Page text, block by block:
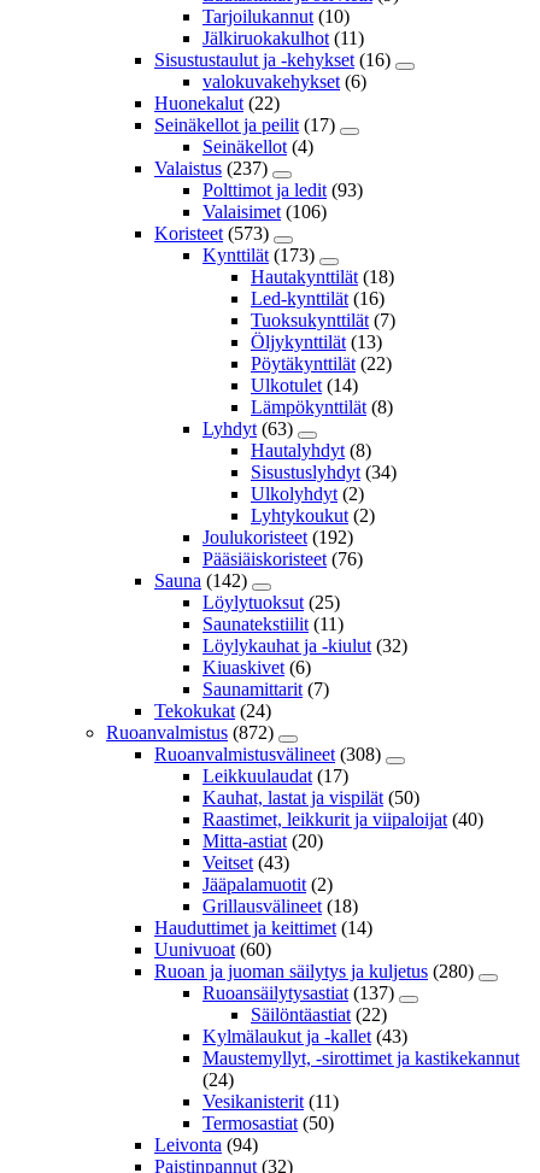
Tarjoilukannut (10)
Jälkiruokakulhot (11)
Sisustustaulut ja -kehykset (16)
valokuvakehykset (6)
Huonekalut (22)
Seinäkellot ja peilit (17)
Seinäkellot (4)
Valaistus (237)
Polttimot ja ledit (93)
Valaisimet (106)
Koristeet (573)
Kynttilät (173)
Hautakynttilät (18)
Led-kynttilät (16)
Tuoksukynttilät (7)
Öljykynttilät (13)
Pöytäkynttilät (22)
Ulkotulet (14)
Lämpökynttilät (8)
Lyhdyt (63)
Hautalyhdyt (8)
Sisustuslyhdyt (34)
Ulkolyhdyt (2)
Lyhtykoukut (2)
Joulukoristeet (192)
Pääsiäiskoristeet (76)
Sauna (142)
Löylytuoksut (25)
Saunatekstiilit (11)
Löylykauhat ja -kiulut (32)
Kiuaskivet (6)
Saunamittarit (7)
Tekokukat (24)
Ruoanvalmistus (872)
Ruoanvalmistusvälineet (308)
Leikkuulaudat (17)
Kauhat, lastat ja vispilät (50)
Raastimet, leikkurit ja viipaloijat (40)
Mitta-astiat (20)
Veitset (43)
Jääpalamuotit (2)
Grillausvälineet (18)
Hauduttimet ja keittimet (14)
Uunivuoat (60)
Ruoan ja juoman säilytys ja kuljetus (280)
Ruoansäilytysastiat (137)
Säilöntäastiat (22)
Kylmälaukut ja -kallet (43)
Maustemyllyt, -sirottimet ja kastikekannut
(24)
Vesikanisterit (11)
Termosastiat (50)
Leivonta (94)
Paistinpannut (32)